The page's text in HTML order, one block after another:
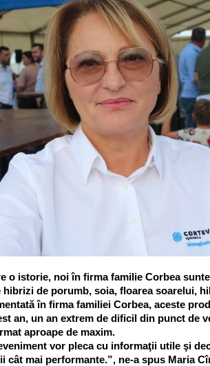
o istorie, noi în firma familie Corbea
de porumb, soia, floarea soarelui,
în firma familiei Corbea, aceste
an, un an extrem de dificil din punct de
aproape de maxim.
vor pleca cu informaţii utile şi
cât mai performante.”, ne-a spus Maria